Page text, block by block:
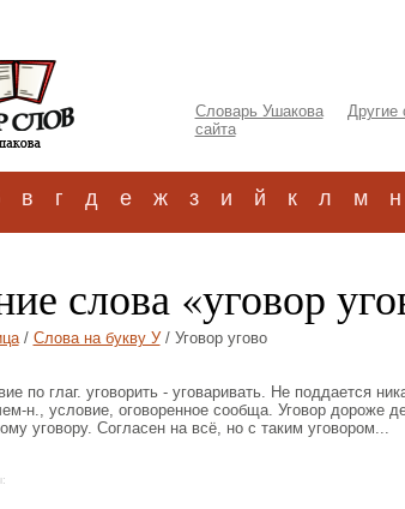
Словарь Ушакова Другие
сайта
в г д е ж з и й к л м н
слова «уговор
/ Слова на букву У/ Уговор угово
по глаг. уговорить - уговаривать. Не поддается
н., условие, оговоренное сообща. Уговор дороже
уговору. Согласен на всё, но с таким уговором...